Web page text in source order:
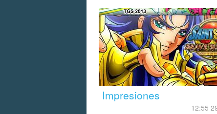
Impresiones
12:55